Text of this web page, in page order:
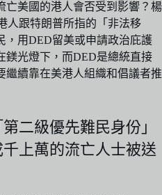
亡美國的港人會否受到影響？楊
人跟特朗普所指的「非法移
，用DED留美或申請政治庇護
鎂光燈下，而DED是總統直接
繼續靠在美港人組織和倡議者推
二級優先難民身份」
千上萬的流亡人士被送